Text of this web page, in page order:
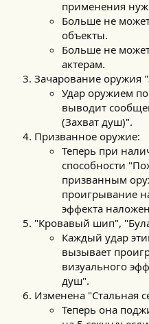
применения
Больше не
объекты.
Больше не
актерам.
Зачарование оружия
Удар оружием
выводит
(Захват душ)".
Призванное оружие:
Теперь при
способности
призванным
проигрывание
эффекта
"Кровавый шип",
Каждый удар
вызывает
визуального
душ".
Изменена "Стальная
Теперь она